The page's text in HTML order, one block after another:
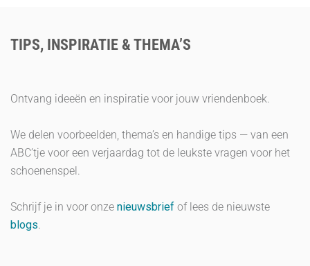
TIPS, INSPIRATIE & THEMA’S
Ontvang ideeën en inspiratie voor jouw vriendenboek.
We delen voorbeelden, thema’s en handige tips — van een
ABC’tje voor een verjaardag tot de leukste vragen voor het
schoenenspel.
Schrijf je in voor onze nieuwsbrief of lees de nieuwste
blogs.